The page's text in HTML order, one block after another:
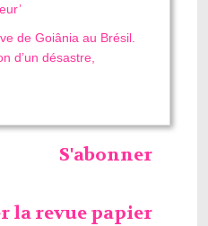
de Goiânia au Brésil.
d’un désastre,
S'abonner
la revue papier